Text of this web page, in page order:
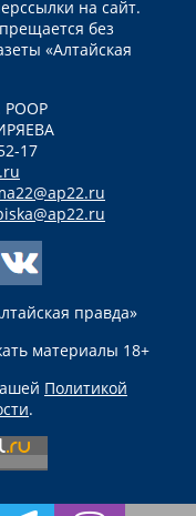
на сайт.
без
«Алтайская
РООР
17
правда»
материалы 18+
Политикой
.